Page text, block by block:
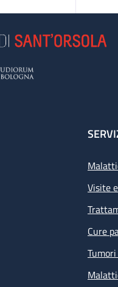
Visite
Cure